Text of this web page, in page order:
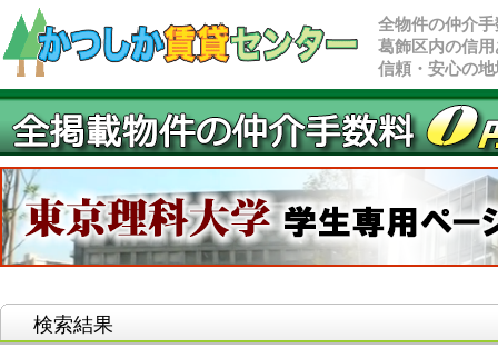
全物件の仲介
葛飾区内の信
信頼・安心の
検索結果